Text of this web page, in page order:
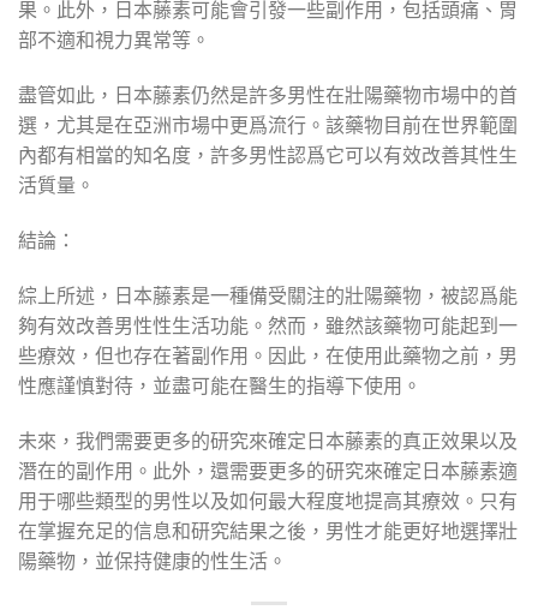
果。此外，日本藤素可能會引發一些副作用，包括頭痛、胃
部不適和視力異常等。
盡管如此，日本藤素仍然是許多男性在壯陽藥物市場中的首
選，尤其是在亞洲市場中更爲流行。該藥物目前在世界範圍
內都有相當的知名度，許多男性認爲它可以有效改善其性生
活質量。
結論：
綜上所述，日本藤素是一種備受關注的壯陽藥物，被認爲能
夠有效改善男性性生活功能。然而，雖然該藥物可能起到一
些療效，但也存在著副作用。因此，在使用此藥物之前，男
性應謹慎對待，並盡可能在醫生的指導下使用。
未來，我們需要更多的研究來確定日本藤素的真正效果以及
潛在的副作用。此外，還需要更多的研究來確定日本藤素適
用于哪些類型的男性以及如何最大程度地提高其療效。只有
在掌握充足的信息和研究結果之後，男性才能更好地選擇壯
陽藥物，並保持健康的性生活。